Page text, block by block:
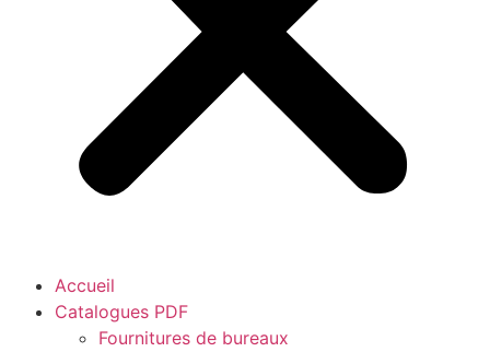
Accueil
Catalogues PDF
Fournitures de bureaux